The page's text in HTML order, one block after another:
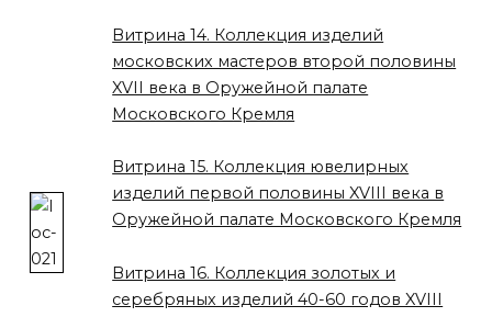
Витрина 14. Коллекция изделий
московских мастеров второй половины
XVII века в Оружейной палате
Московского Кремля
Витрина 15. Коллекция ювелирных
изделий первой половины XVIII века в
Оружейной палате Московского Кремля
Витрина 16. Коллекция золотых и
серебряных изделий 40-60 годов XVIII